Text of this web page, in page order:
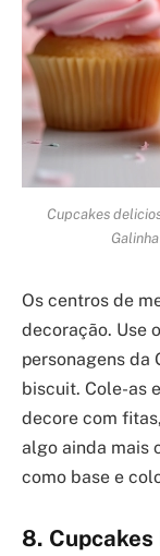
Cupcakes
Os centros de
decoração. Use
personagens da
biscuit. Cole-as
decore com
algo ainda mais
como base e
8. Cupcakes